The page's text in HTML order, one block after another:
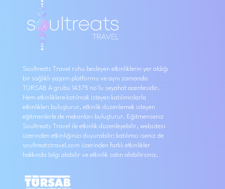
Soultreats Travel ruhu besleyen etkinliklerin yer aldığı
bir sağlıklı yaşam platformu ve aynı zamanda
TÜRSAB A grubu 14375 no'lu seyahat acentesidir.
Hem etkinliklere katılmak isteyen katılımcılarla
etkinlikleri buluşturur, etkinlik düzenlemek isteyen
eğitmenlerle de mekanları buluşturur. Eğitmenseniz
Soultreats Travel ile etkinlik düzenleyebilir, websitesi
üzerinden etkinliğinizi duyurabilir; katılımcı iseniz de
soultreatstravel.com üzerinden farklı etkinlikler
hakkında bilgi alabilir ve etkinlik satın alabilirsiniz.